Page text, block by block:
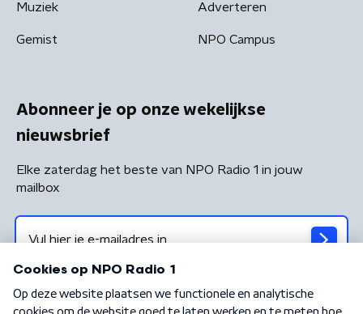
Muziek
Gemist
Adverteren
NPO Campus
Abonneer je op onze wekelijkse
nieuwsbrief
Elke zaterdag het beste van NPO Radio 1 in jouw
mailbox